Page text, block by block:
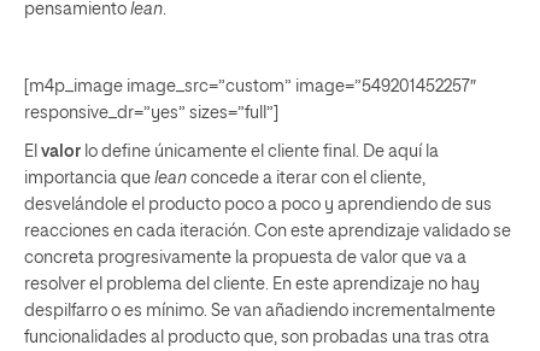
pensamiento lean.
[m4p_image image_src=”custom” image=”549201452257″
responsive_dr=”yes” sizes=”full”]
El valor lo define únicamente el cliente final. De aquí la
importancia que lean concede a iterar con el cliente,
desvelándole el producto poco a poco y aprendiendo de sus
reacciones en cada iteración. Con este aprendizaje validado se
concreta progresivamente la propuesta de valor que va a
resolver el problema del cliente. En este aprendizaje no hay
despilfarro o es mínimo. Se van añadiendo incrementalmente
funcionalidades al producto que, son probadas una tras otra